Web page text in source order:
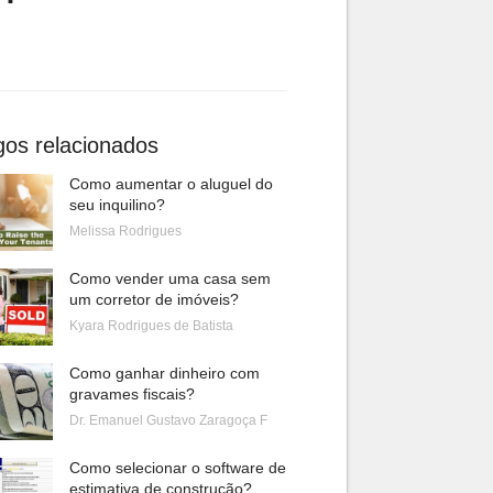
relacionados
Como aumentar o aluguel do
seu inquilino?
Melissa Rodrigues
Como vender uma casa sem
um corretor de imóveis?
Kyara Rodrigues de Batista
Como ganhar dinheiro com
gravames fiscais?
Dr. Emanuel Gustavo Zaragoça F
Como selecionar o software de
estimativa de construção?